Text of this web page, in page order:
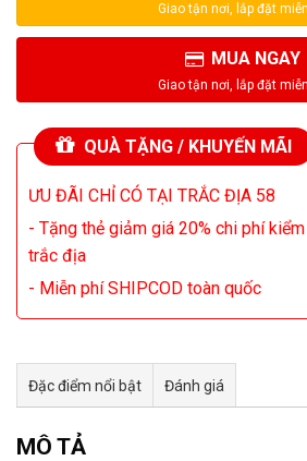
MUA NGAY
QUÀ TẶNG / KHUYẾN MÃI
ƯU ĐÃI CHỈ CÓ TẠI TRẮC ĐỊA 58
- Tặng thẻ giảm giá 20% chi phí
trắc địa
- Miễn phí SHIPCOD toàn quốc
Đặc điểm nổi bật Đánh giá
Tư vấn & bán hàng qua Facebook
MÔ TẢ